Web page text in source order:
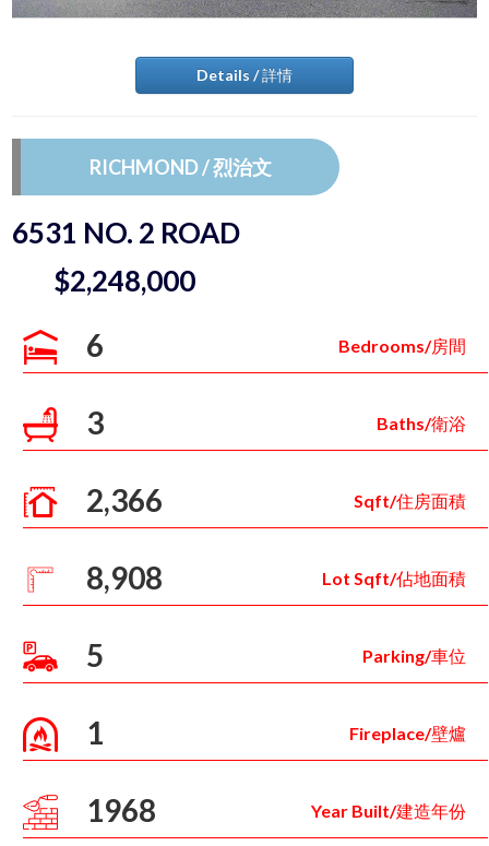
Details / 詳情
RICHMOND / 烈治文
6531 NO. 2 ROAD
$2,248,000
6 Bedrooms/房間
3 Baths/衛浴
2,366 Sqft/住房面積
8,908 Lot Sqft/佔地面積
5 Parking/車位
1 Fireplace/壁爐
1968 Year Built/建造年份